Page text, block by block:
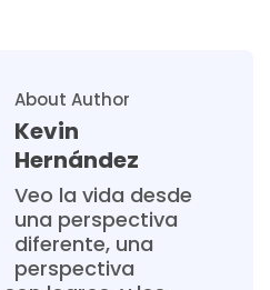
About Author
Kevin
Hernández
Veo la vida desde
una perspectiva
diferente, una
perspectiva